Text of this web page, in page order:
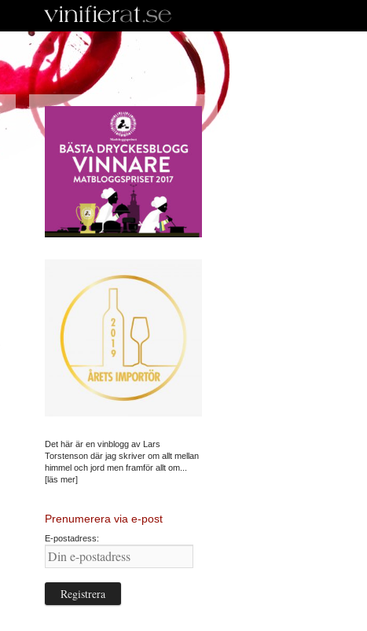
Det här är en vinblogg av Lars
Torstenson där jag skriver om allt mellan
himmel och jord men framför allt om...
[läs mer]
Prenumerera via e-post
E-postadress: